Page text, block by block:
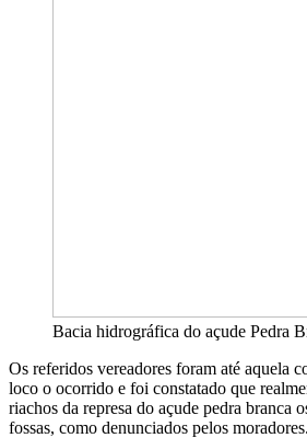
Bacia hidrográfica do açude Pedra
Os referidos vereadores foram até aquela
loco o ocorrido e foi constatado que
riachos da represa do açude pedra branca
fossas, como denunciados pelos moradores.